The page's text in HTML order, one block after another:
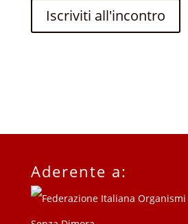
Iscriviti all'incontro
Aderente a: